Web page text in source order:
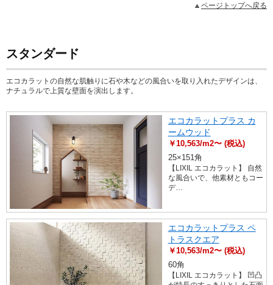
ページトップへ戻る
スタンダード
エコカラットの自然な肌触りに石や木などの風合いを取り入れたデザインは、
ナチュラルで上質な壁面を演出します。
エコカラットプラス カ
ームウッド
￥10,563/m2〜 (税込)
25×151角
【LIXIL エコカラット】 自然
な風合いで、他素材ともコー
デ…
エコカラットプラス ペ
トラスクエア
￥10,563/m2〜 (税込)
60角
【LIXIL エコカラット】 凹凸